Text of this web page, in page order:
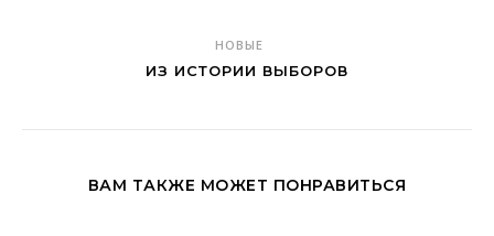
НОВЫЕ
ИЗ ИСТОРИИ ВЫБОРОВ
ВАМ ТАКЖЕ МОЖЕТ ПОНРАВИТЬСЯ